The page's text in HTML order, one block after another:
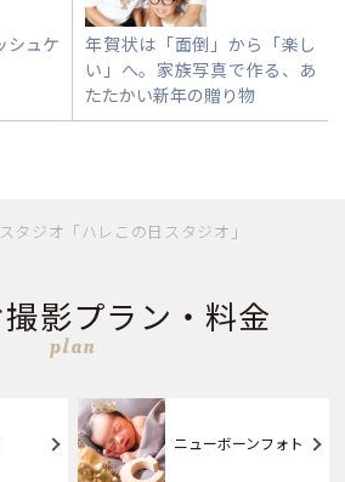
シュケ
年賀状は「面倒」から「楽し
い」へ。家族写真で作る、あ
たたかい新年の贈り物
タジオ「ハレこの日スタジオ」
影プラン・料金
plan
ニューボーンフォト